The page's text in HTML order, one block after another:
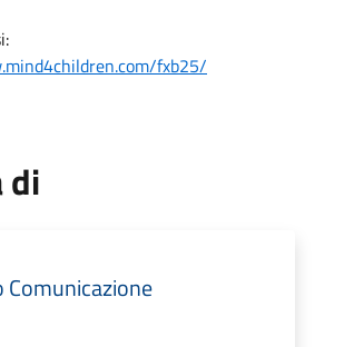
fxb25/
di
Comunicazione